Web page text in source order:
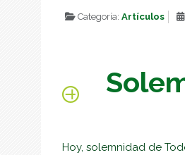
Categoría:Artículos
Hoy, solemnidad de